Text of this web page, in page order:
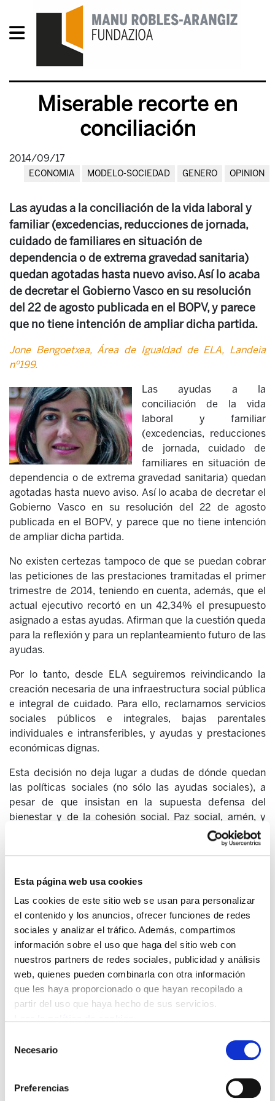
Esta página web usa cookies
Las cookies de este sitio web se usan para personalizar
el contenido y los anuncios, ofrecer funciones de redes
sociales y analizar el tráfico. Además, compartimos
información sobre el uso que haga del sitio web con
nuestros partners de redes sociales, publicidad y análisis
web, quienes pueden combinarla con otra información
que les haya proporcionado o que hayan recopilado a
partir del uso que haya hecho de sus servicios.
Necesario
Preferencias
Miserable recorte en
conciliación
2014/09/17
ECONOMIA MODELO-SOCIEDAD GENERO OPINION
Las ayudas a la conciliación de la vida laboral y
familiar (excedencias, reducciones de jornada,
cuidado de familiares en situación de
dependencia o de extrema gravedad sanitaria)
quedan agotadas hasta nuevo aviso. Así lo acaba
de decretar el Gobierno Vasco en su resolución
del 22 de agosto publicada en el BOPV, y parece
que no tiene intención de ampliar dicha partida.
Jone Bengoetxea, Área de Igualdad de ELA, Landeia
nº199.
Las ayudas a la
conciliación de la vida
laboral y familiar
(excedencias, reducciones
de jornada, cuidado de
familiares en situación de
dependencia o de extrema gravedad sanitaria) quedan
agotadas hasta nuevo aviso. Así lo acaba de decretar el
Gobierno Vasco en su resolución del 22 de agosto
publicada en el BOPV, y parece que no tiene intención
de ampliar dicha partida.
No existen certezas tampoco de que se puedan cobrar
las peticiones de las prestaciones tramitadas el primer
trimestre de 2014, teniendo en cuenta, además, que el
actual ejecutivo recortó en un 42,34% el presupuesto
asignado a estas ayudas. Afirman que la cuestión queda
para la reflexión y para un replanteamiento futuro de las
ayudas.
Por lo tanto, desde ELA seguiremos reivindicando la
creación necesaria de una infraestructura social pública
e integral de cuidado. Para ello, reclamamos servicios
sociales públicos e integrales, bajas parentales
individuales e intransferibles, y ayudas y prestaciones
económicas dignas.
Esta decisión no deja lugar a dudas de dónde quedan
las políticas sociales (no sólo las ayudas sociales), a
pesar de que insistan en la supuesta defensa del
bienestar y de la cohesión social. Paz social, amén, y
seguimos con los recortes sociales esperando sin
rechistar a que algún día los planes del capital y sus
repartición de beneficios.
“No hay más remedio”, “ahora es lo que toca” y “todos
nos tenemos que apretar el cinturón”, entre otras perlas,
forman parte del argumentario institucional oficial,
mientras gran parte de la población y de la clase
trabajadora se enfrenta a un panorama de precarización
de las condiciones laborales y de vida, de
desmantelamiento del estado de bienestar y la venta de
derechos sociales básicos.
negociar? ¿Quién y cómo se marca la agenda
presupuestaria? ¿A quienes sacrificamos?
Está claro
agenda neoliberal; incluso no ha tenido dificultades para